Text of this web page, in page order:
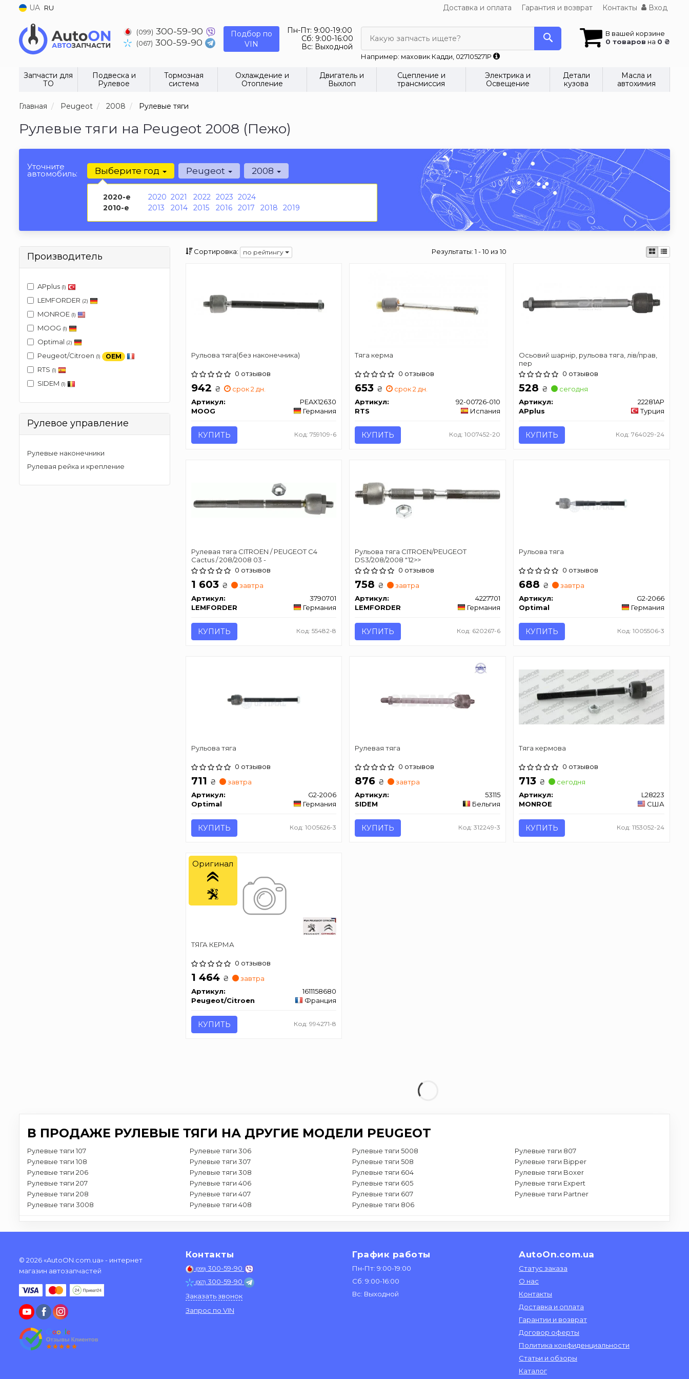
UA RU Доставка и оплата Гарантия и возврат Контакты Вход
(099) 300-59-90
(067) 300-59-90
Подбор по
VIN
Пн-Пт: 9:00-19:00
Сб: 9:00-16:00
Вс: Выходной
В вашей корзине
0 товаров на 0 ₴
Какую запчасть ищете?
Например: маховик Кадди, 027105271P
Запчасти для
ТО
Подвеска и
Рулевое
Тормозная
система
Охлаждение и
Отопление
Двигатель и
Выхлоп
Сцепление и
трансмиссия
Электрика и
Освещение
Детали
кузова
Масла и
автохимия
Главная Peugeot 2008 Рулевые тяги
Рулевые тяги на Peugeot 2008 (Пежо)
Уточните
автомобиль: Выберите год
2020-е 2020 2021 2022 2023 2024
2010-е
2013 2014 2015 2016 2017 2018 2019
Peugeot 2008
Производитель
APplus (1)
LEMFORDER (2)
MONROE (1)
MOOG (1)
Optimal (2)
Peugeot/Citroen (1) OEM
RTS (1)
SIDEM (1)
Рулевое управление
Рулевые наконечники
Рулевая рейка и крепление
Сортировка: по рейтингу Результаты:1 - 10 из 10
Рульова тяга(без наконечника)
0 отзывов
942 ₴
срок 2 дн.
Артикул:
PEAX12630
MOOG
Германия
КУПИТЬ Код: 759109-6
Тяга керма
0 отзывов
653 ₴
срок 2 дн.
Артикул:
92-00726-010
RTS
Испания
КУПИТЬ Код: 1007452-20
Осьовий шарнір, рульова тяга, лiв/прав,
пер
0 отзывов
528 ₴
сегодня
Артикул:
22281AP
APplus
Турция
КУПИТЬ Код: 764029-24
Рулевая тяга CITROEN / PEUGEOT C4
Cactus / 208/2008 03 -
0 отзывов
1 603 ₴
завтра
Артикул:
3790701
LEMFORDER
Германия
КУПИТЬ Код: 55482-8
Рульова тяга CITROEN/PEUGEOT
DS3/208/2008 "12>>
0 отзывов
758 ₴
завтра
Артикул:
4227701
LEMFORDER
Германия
КУПИТЬ Код: 620267-6
Рульова тяга
0 отзывов
688 ₴
завтра
Артикул:
G2-2066
Optimal
Германия
КУПИТЬ Код: 1005506-3
Рульова тяга
0 отзывов
711 ₴
завтра
Артикул:
G2-2006
Optimal
Германия
КУПИТЬ Код: 1005626-3
Рулевая тяга
0 отзывов
876 ₴
завтра
Артикул:
53115
SIDEM
Бельгия
КУПИТЬ Код: 312249-3
Тяга кермова
0 отзывов
713 ₴
сегодня
Артикул:
L28223
MONROE
США
КУПИТЬ Код: 1153052-24
ТЯГА КЕРМА
0 отзывов
1 464 ₴
завтра
Артикул:
1611158680
Peugeot/Citroen
Франция
КУПИТЬ Код: 994271-8
Оригинал
В ПРОДАЖЕ РУЛЕВЫЕ ТЯГИ НА ДРУГИЕ МОДЕЛИ PEUGEOT
Рулевые тяги 107
Рулевые тяги 108
Рулевые тяги 206
Рулевые тяги 207
Рулевые тяги 208
Рулевые тяги 3008
Рулевые тяги 306
Рулевые тяги 307
Рулевые тяги 308
Рулевые тяги 406
Рулевые тяги 407
Рулевые тяги 408
Рулевые тяги 5008
Рулевые тяги 508
Рулевые тяги 604
Рулевые тяги 605
Рулевые тяги 607
Рулевые тяги 806
Рулевые тяги 807
Рулевые тяги Bipper
Рулевые тяги Boxer
Рулевые тяги Expert
Рулевые тяги Partner
© 2026 «AutoON.com.ua» - интернет
магазин автозапчастей
Контакты
(099) 300-59-90
(067) 300-59-90
Заказать звонок
Запрос по VIN
График работы
Пн-Пт: 9:00-19:00
Сб: 9:00-16:00
Вс: Выходной
AutoOn.com.ua
Статус заказа
О нас
Контакты
Доставка и оплата
Гарантии и возврат
Договор оферты
Политика конфиденциальности
Статьи и обзоры
Каталог